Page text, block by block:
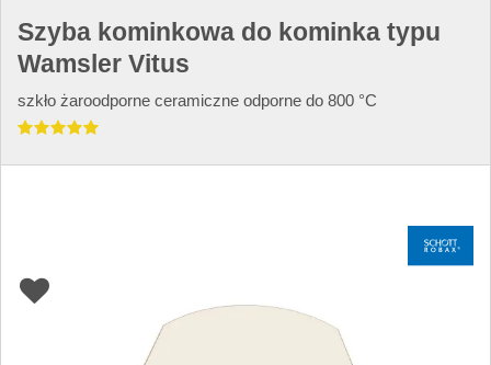
Szyba kominkowa do kominka typu
Wamsler Vitus
szkło żaroodporne ceramiczne odporne do 800 °C